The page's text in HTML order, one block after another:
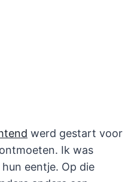
werd gestart voor
Ik was
eentje. Op die